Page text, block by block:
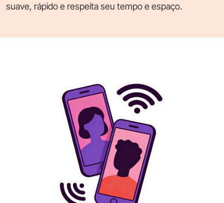
suave, rápido e respeita seu tempo e espaço.